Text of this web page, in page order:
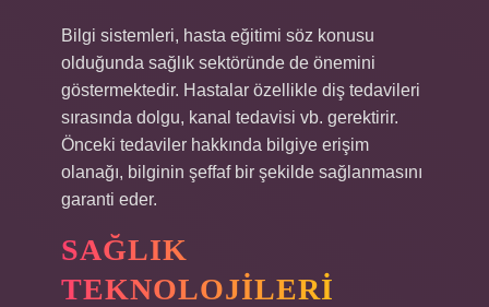
Bilgi sistemleri, hasta eğitimi söz konusu
olduğunda sağlık sektöründe de önemini
göstermektedir. Hastalar özellikle diş tedavileri
sırasında dolgu, kanal tedavisi vb. gerektirir.
Önceki tedaviler hakkında bilgiye erişim
olanağı, bilginin şeffaf bir şekilde sağlanmasını
garanti eder.
SAĞLIK
TEKNOLOJILERI